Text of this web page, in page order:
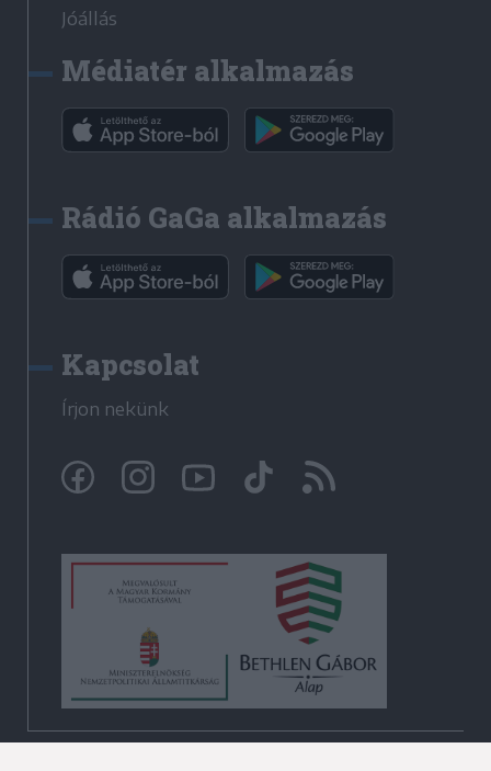
Jóállás
Médiatér alkalmazás
Rádió GaGa alkalmazás
Kapcsolat
Írjon nekünk